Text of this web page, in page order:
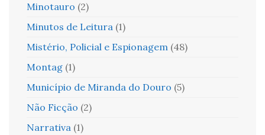
Minotauro (2)
Minutos de Leitura (1)
Mistério, Policial e Espionagem (48)
Montag (1)
Município de Miranda do Douro (5)
Não Ficção (2)
Narrativa (1)